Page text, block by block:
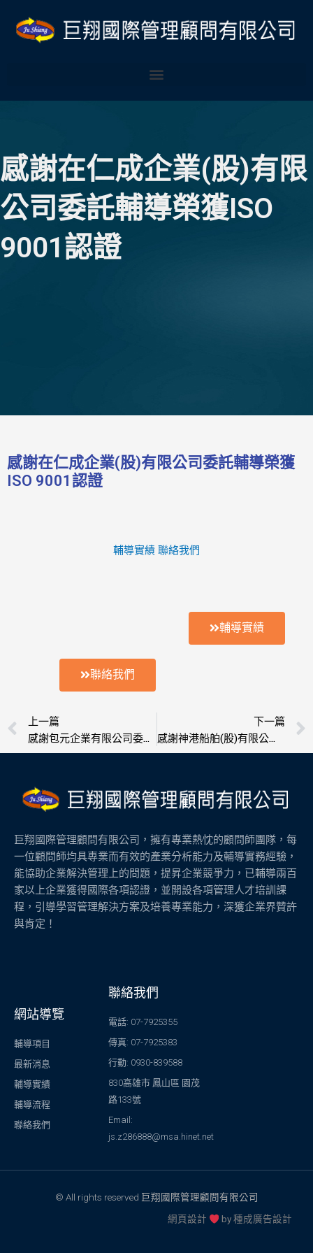
感謝在仁成企業(股)有限
公司委託輔導榮獲ISO
9001認證
感謝在仁成企業(股)有限公司委託輔導榮獲
ISO 9001認證
輔導實績 聯絡我們
輔導實績
聯絡我們
上一頁
上一篇
感謝包元企業有限公司委託輔導榮獲ISO 9001認證,OHSAS-18001職安衛管理系統認證
下一篇
感謝神港船舶(股)有限公司委託輔導榮獲ISO 9001認證
巨翔國際管理顧問有限公司，擁有專業熱忱的顧問師團隊，每
一位顧問師均具專業而有效的產業分析能力及輔導實務經驗，
能協助企業解決管理上的問題，提昇企業競爭力，已輔導兩百
家以上企業獲得國際各項認證，並開設各項管理人才培訓課
程，引導學習管理解決方案及培養專業能力，深獲企業界贊許
與肯定！
網站導覽
輔導項目
最新消息
輔導實績
輔導流程
聯絡我們
聯絡我們
電話: 07-7925355
傳真: 07-7925383
行動: 0930-839588
830高雄市 鳳山區 園茂
路133號
Email:
js.z286888@msa.hinet.net
© All rights reserved 巨翔國際管理顧問有限公司
網頁設計
by種成廣告設計